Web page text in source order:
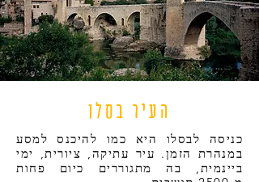
העיר בסלו
כניסה לבסלו היא כמו להיכנס למסע
במנהרת הזמן. עיר עתיקה, ציורית, ימי
ביינמית, בה מתגוררים כיום פחות